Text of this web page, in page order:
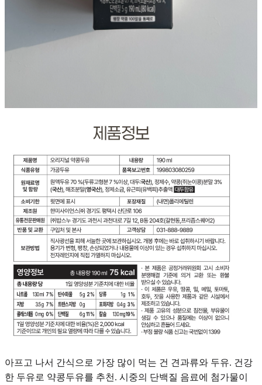
아프고 나서 간식으로 가장 많이 먹는 건 견과류와 두유. 건강
한 두유로 약콩두유를 추천. 시중의 단백질 음료에 첨가물이